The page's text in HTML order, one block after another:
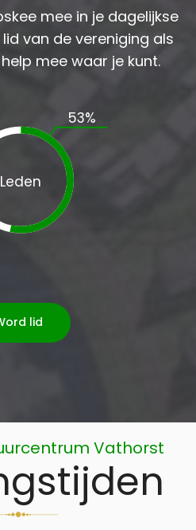
mee in je dagelijkse
van de vereniging als
mee waar je kunt.
Leden
53%
lid
Vathorst